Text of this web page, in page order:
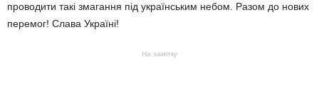
проводити такі змагання під українським небом. Разом до нових
перемог! Слава Україні!
На замітку